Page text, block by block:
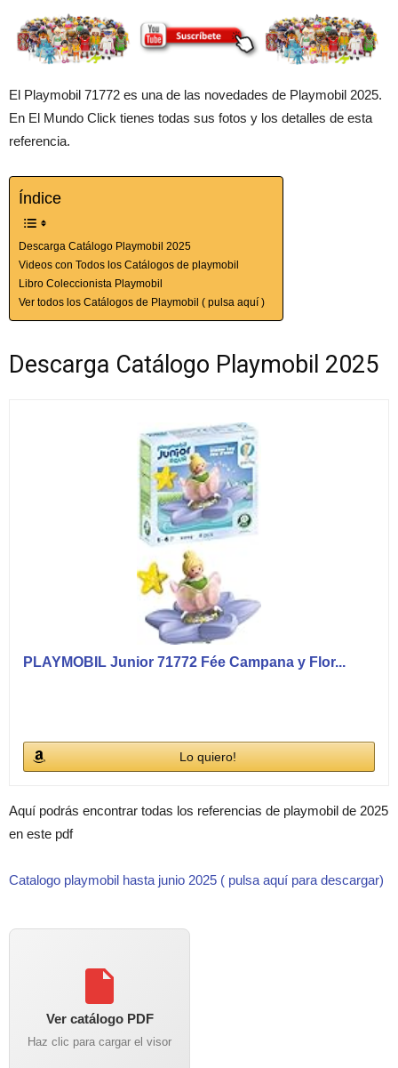
El Playmobil 71772 es una de las novedades de Playmobil 2025.
En El Mundo Click tienes todas sus fotos y los detalles de esta
referencia.
Índice
Descarga Catálogo Playmobil 2025
Videos con Todos los Catálogos de playmobil
Libro Coleccionista Playmobil
Ver todos los Catálogos de Playmobil ( pulsa aquí )
Descarga Catálogo Playmobil 2025
PLAYMOBIL Junior 71772 Fée Campana y Flor...
Lo quiero!
Aquí podrás encontrar todas los referencias de playmobil de 2025
en este pdf
Catalogo playmobil hasta junio 2025 ( pulsa aquí para descargar)
Ver catálogo PDF
Haz clic para cargar el visor